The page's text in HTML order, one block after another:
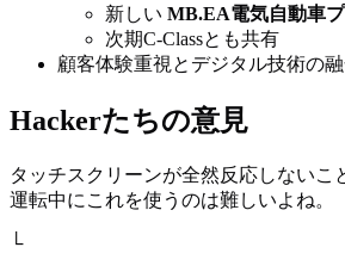
新しい MB.EA電気自動車
次期C-Classとも共有
顧客体験重視とデジタル技術の
Hackerたちの意見
タッチスクリーンが全然反応しないこ
運転中にこれを使うのは難しいよね。
└